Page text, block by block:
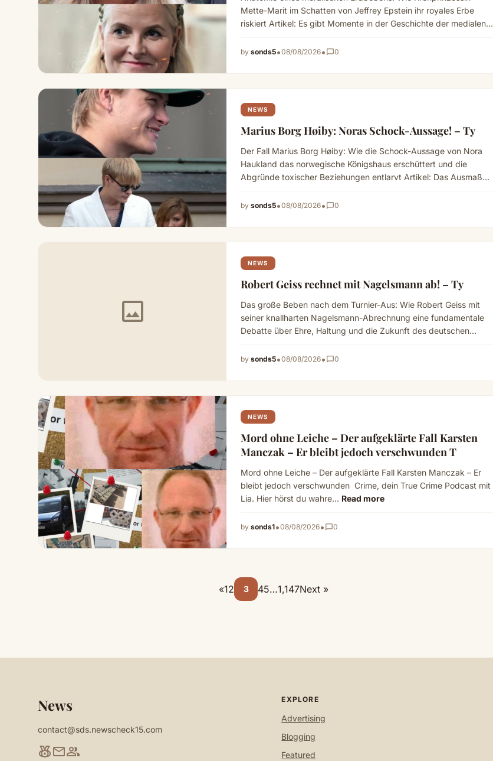
Mette-Marit im Schatten von Jeffrey Epstein ihr royales Erbe
riskiert Artikel: Es gibt Momente in der Geschichte der medialen…
bysonds5•08/08/2026•chat_bubble_outline0
NEWS
Marius Borg Høiby: Noras Schock-Aussage! – Ty
Der Fall Marius Borg Høiby: Wie die Schock-Aussage von Nora
Haukland das norwegische Königshaus erschüttert und die
Abgründe toxischer Beziehungen entlarvt Artikel: Das Ausmaß
bysonds5•08/08/2026•chat_bubble_outline0
image
NEWS
Robert Geiss rechnet mit Nagelsmann ab! – Ty
Das große Beben nach dem Turnier-Aus: Wie Robert Geiss mit
seiner knallharten Nagelsmann-Abrechnung eine fundamentale
Debatte über Ehre, Haltung und die Zukunft des deutschen
bysonds5•08/08/2026•chat_bubble_outline0
NEWS
Mord ohne Leiche – Der aufgeklärte Fall Karsten
Manczak – Er bleibt jedoch verschwunden T
Mord ohne Leiche – Der aufgeklärte Fall Karsten Manczak – Er
bleibt jedoch verschwunden Crime, dein True Crime Podcast mit
Lia. Hier hörst du wahre… Read more
bysonds1•08/08/2026•chat_bubble_outline0
«12 3 45…1,147Next »
News
contact@sds.newscheck15.com
social_leaderboardmailgroup
EXPLORE
Advertising
Blogging
Featured